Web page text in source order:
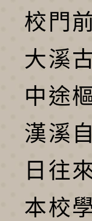
校門
大溪
中途
漢溪
日往
本校